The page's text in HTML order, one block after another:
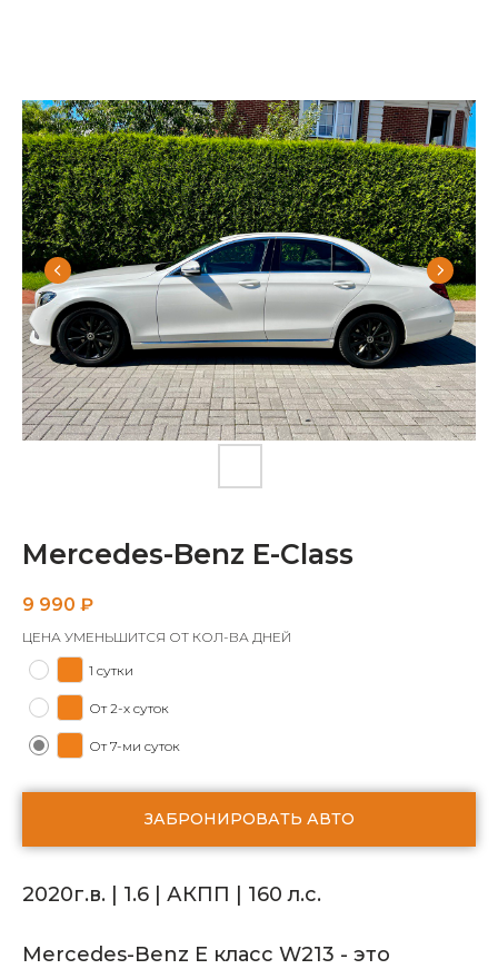
Mercedes-Benz E-Class
9 990 ₽
ЦЕНА УМЕНЬШИТСЯ ОТ КОЛ-ВА ДНЕЙ
1 сутки
От 2-х суток
От 7-ми суток
ЗАБРОНИРОВАТЬ АВТО
2020г.в. | 1.6 | АКПП | 160 л.с.
Mercedes-Benz E класс W213 - это